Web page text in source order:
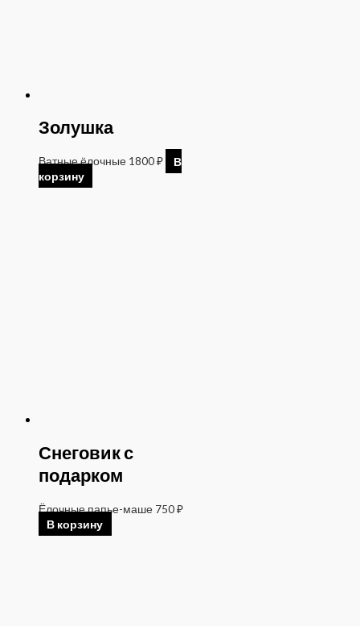
Золушка
Ватные ёлочные 1800₽
В
корзину
Снеговик с
подарком
Ёлочные папье-маше 750₽
В корзину